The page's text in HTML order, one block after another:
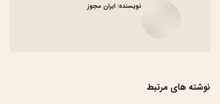
نویسنده: ایران مجوز
نوشته های مرتبط